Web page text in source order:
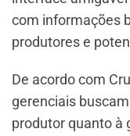
com informações
produtores e
De acordo com
gerenciais
produtor quanto à